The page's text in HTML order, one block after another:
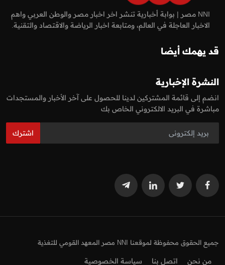
NNI مصر | بوابة أخبارية تنشر اخر اخبار مصر والوطن العربي واهم
الاخبار العاجلة في العالم، ومتابعة اخبار الرياضة والاقتصاد والتقنية.
قد يهمك أيضا
النشرة الإخبارية
انضم إلى قائمة المشتركين لدينا للحصول على آخر الأخبار والمستجدات
مباشرة في البريد الالكتروني الخاص بك
اشترك
جميع الحقوق محفوظة لموقعنا NNI مصر المعهد القومي للتغذية
من نحن اتصل بنا سياسة الخصوصية